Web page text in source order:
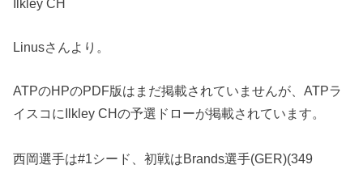
Ilkley CH
Linusさんより。
ATPのHPのPDF版はまだ掲載されていませんが、ATPラ
イスコにIlkley CHの予選ドローが掲載されています。
西岡選手は#1シード、初戦はBrands選手(GER)(349